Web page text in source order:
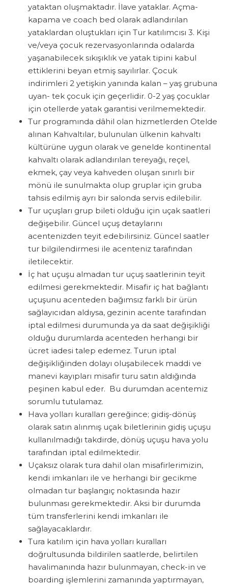
yataktan oluşmaktadır. İlave yataklar. Açma-
kapama ve coach bed olarak adlandırılan
yataklardan oluştukları için Tur katılımcısı 3. Kişi
ve/veya çocuk rezervasyonlarında odalarda
yaşanabilecek sıkışıklık ve yatak tipini kabul
ettiklerini beyan etmiş sayılırlar. Çocuk
indirimleri 2 yetişkin yanında kalan – yaş grubuna
uyan- tek çocuk için geçerlidir. 0-2 yaş çocuklar
için otellerde yatak garantisi verilmemektedir.
Tur programında dâhil olan hizmetlerden Otelde
alınan Kahvaltılar, bulunulan ülkenin kahvaltı
kültürüne uygun olarak ve genelde kontinental
kahvaltı olarak adlandırılan tereyağı, reçel,
ekmek, çay veya kahveden oluşan sınırlı bir
mönü ile sunulmakta olup gruplar için gruba
tahsis edilmiş ayrı bir salonda servis edilebilir.
Tur uçuşları grup bileti olduğu için uçak saatleri
değişebilir. Güncel uçuş detaylarını
acentenizden teyit edebilirsiniz. Güncel saatler
tur bilgilendirmesi ile acenteniz tarafından
iletilecektir.
İç hat uçuşu almadan tur uçuş saatlerinin teyit
edilmesi gerekmektedir. Misafir iç hat bağlantı
uçuşunu acenteden bağımsız farklı bir ürün
sağlayıcıdan aldıysa, gezinin acente tarafından
iptal edilmesi durumunda ya da saat değişikliği
olduğu durumlarda acenteden herhangi bir
ücret iadesi talep edemez. Turun iptal
değişikliğinden dolayı oluşabilecek maddi ve
manevi kayıpları misafir turu satın aldığında
peşinen kabul eder. Bu durumdan acentemiz
sorumlu tutulamaz.
Hava yolları kuralları gereğince; gidiş-dönüş
olarak satın alınmış uçak biletlerinin gidiş uçuşu
kullanılmadığı takdirde, dönüş uçuşu hava yolu
tarafından iptal edilmektedir.
Uçaksız olarak tura dahil olan misafirlerimizin,
kendi imkanları ile ve herhangi bir gecikme
olmadan tur başlangıç noktasında hazır
bulunması gerekmektedir. Aksi bir durumda
tüm transferlerini kendi imkanları ile
sağlayacaklardır.
Tura katılım için hava yolları kuralları
doğrultusunda bildirilen saatlerde, belirtilen
havalimanında hazır bulunmayan, check-in ve
boarding işlemlerini zamanında yaptırmayan,